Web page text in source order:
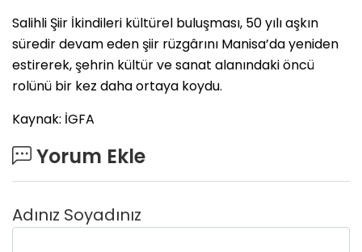
Salihli Şiir İkindileri kültürel buluşması, 50 yılı aşkın
süredir devam eden şiir rüzgârını Manisa’da yeniden
estirerek, şehrin kültür ve sanat alanındaki öncü
rolünü bir kez daha ortaya koydu.
Kaynak: İGFA
Yorum Ekle
Adınız Soyadınız